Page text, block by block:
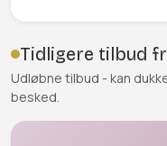
Tidligere tilbud
Udløbne tilbud - kan
besked.